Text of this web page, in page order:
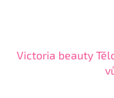
Victoria beauty